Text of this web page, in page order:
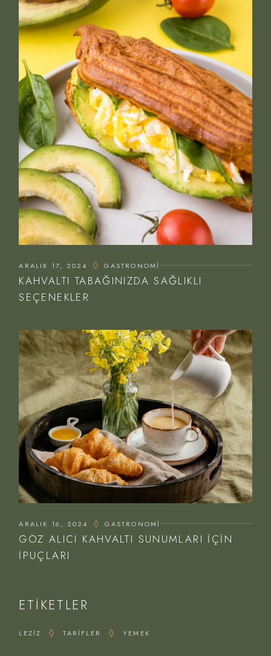
ARALIK 17, 2024 GASTRONOMI
KAHVALTI TABAĞINIZDA SAĞLIKLI
SEÇENEKLER
ARALIK 16, 2024 GASTRONOMI
GÖZ ALICI KAHVALTI SUNUMLARI İÇIN
İPUÇLARI
ETIKETLER
LEZIZ TARIFLER YEMEK